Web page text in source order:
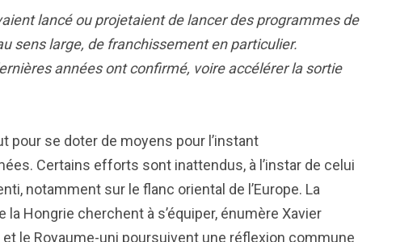
lancé ou projetaient de lancer des programmes de
sens large, de franchissement en particulier.
années ont confirmé, voire accélérer la sortie
pour se doter de moyens pour l’instant
Certains efforts sont inattendus, à l’instar de celui
notamment sur le flanc oriental de l’Europe. La
Hongrie cherchent à s’équiper, énumère Xavier
et le Royaume-uni poursuivent une réflexion commune